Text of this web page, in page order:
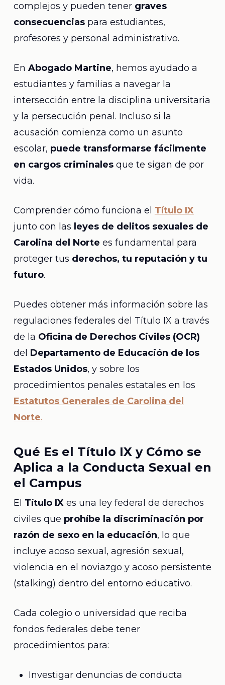
complejos y pueden tener graves
consecuenciaspara estudiantes,
profesores y personal administrativo.
En Abogado Martine, hemos ayudado a
estudiantes y familias a navegar la
intersección entre la disciplina universitaria
y la persecución penal. Incluso si la
acusación comienza como un asunto
escolar, puede transformarse fácilmente
en cargos criminalesque te sigan de por
vida.
Comprender cómo funciona el Título IX
junto con las leyes de delitos sexuales de
Carolina del Norte es fundamental para
proteger tus derechos, tu reputación y tu
futuro.
Puedes obtener más información sobre las
regulaciones federales del Título IX a través
de la Oficina de Derechos Civiles (OCR)
del Departamento de Educación de los
Estados Unidos, y sobre los
procedimientos penales estatales en los
Estatutos Generales de Carolina del
Norte.
Qué Es el Título IX y Cómo se
Aplica a la Conducta Sexual en
el Campus
El Título IXes una ley federal de derechos
civiles que prohíbe la discriminación por
razón de sexo en la educación, lo que
incluye acoso sexual, agresión sexual,
violencia en el noviazgo y acoso persistente
(stalking) dentro del entorno educativo.
Cada colegio o universidad que reciba
fondos federales debe tener
procedimientos para:
Investigar denuncias de conducta